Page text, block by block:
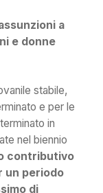
a
e donne
stabile,
e per le
in
nel biennio
contributivo
un periodo
di